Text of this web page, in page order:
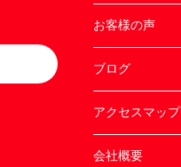
お客様の声
ブログ
アクセスマップ
会社概要